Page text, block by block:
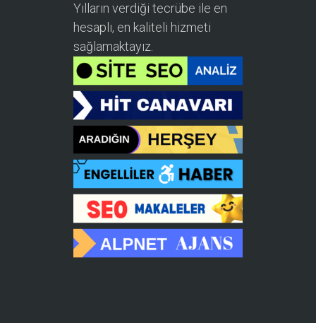
Yılların verdiği tecrübe ile en
hesaplı, en kaliteli hizmeti
sağlamaktayız.